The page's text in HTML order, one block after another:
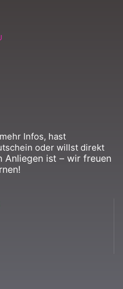
Infos, hast
oder willst direkt
Anliegen ist – wir freuen